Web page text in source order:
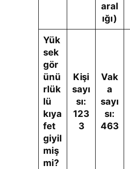
aral
ığı)
Yük
sek
gör
ünü
rlük
lü
kıya
fet
giyil
miş
mi?
Kişi
sayı
sı:
123
3
Vak
a
sayı
sı:
463